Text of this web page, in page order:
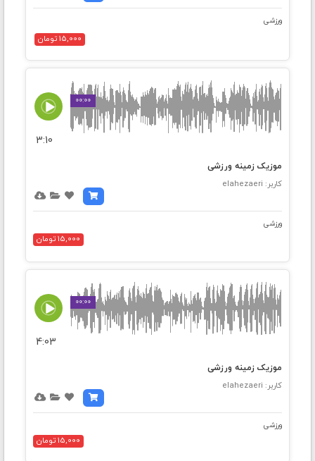
ورزشی
15,000 تومان
00:00
3:10
موزیک زمینه ورزشی
کاربر: elahezaeri
ورزشی
15,000 تومان
00:00
4:03
موزیک زمینه ورزشی
کاربر: elahezaeri
ورزشی
15,000 تومان